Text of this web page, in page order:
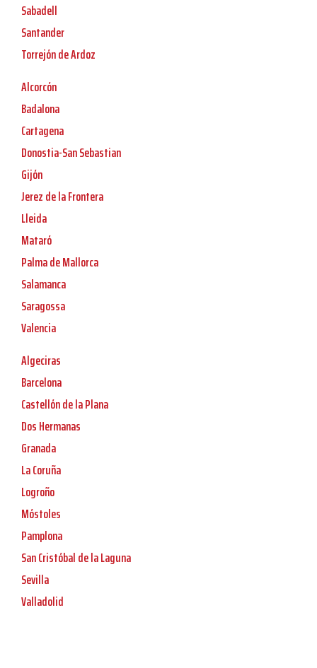
Sabadell
Santander
Torrejón de Ardoz
Alcorcón
Badalona
Cartagena
Donostia-San Sebastian
Gijón
Jerez de la Frontera
Lleida
Mataró
Palma de Mallorca
Salamanca
Saragossa
Valencia
Algeciras
Barcelona
Castellón de la Plana
Dos Hermanas
Granada
La Coruña
Logroño
Móstoles
Pamplona
San Cristóbal de la Laguna
Sevilla
Valladolid